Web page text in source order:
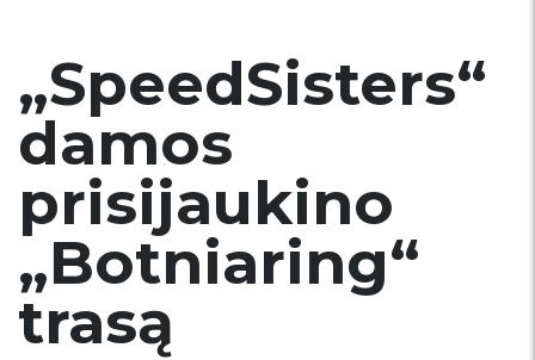
„SpeedSisters“
damos
prisijaukino
„Botniaring“
trasą